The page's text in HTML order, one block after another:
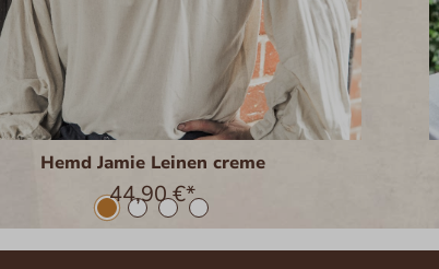
Hemd Jamie Leinen creme
44,90 €*